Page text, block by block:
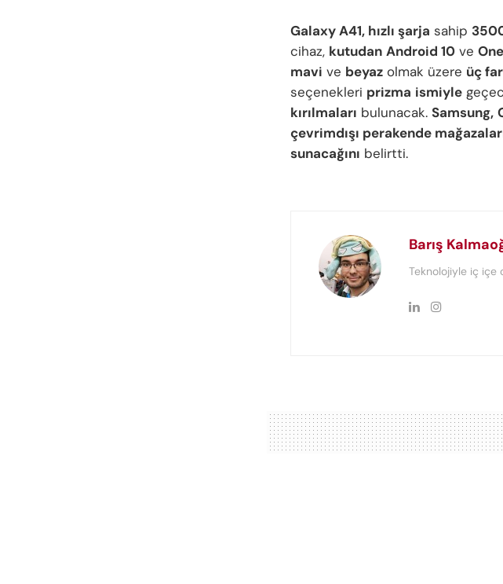
Galaxy A41, hızlı şarja sahip
cihaz, kutudan Android 10 ve
mavi ve beyaz olmak üzere üç
seçenekleri prizma ismiyle
kırılmaları bulunacak. Samsung,
çevrimdışı perakende
sunacağını belirtti.
Barış
Teknolojiyle iç içe